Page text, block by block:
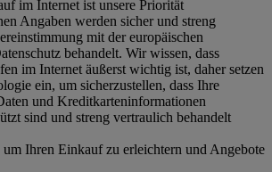
im Internet ist unsere Priorität
Angaben werden sicher und streng
mit der europäischen
behandelt. Wir wissen, dass
im Internet äußerst wichtig ist, daher setzen
ein, um sicherzustellen, dass Ihre
und Kreditkarteninformationen
sind und streng vertraulich behandelt
Ihren Einkauf zu erleichtern und Angebote